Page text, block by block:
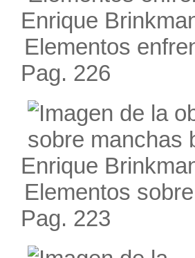
Enrique
Elementos
Pag. 226
Enrique
Elementos
Pag. 223